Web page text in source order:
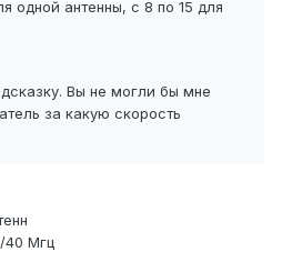
одной антенны, с 8 по 15 для
Вы не могли бы мне
за какую скорость
40 Мгц